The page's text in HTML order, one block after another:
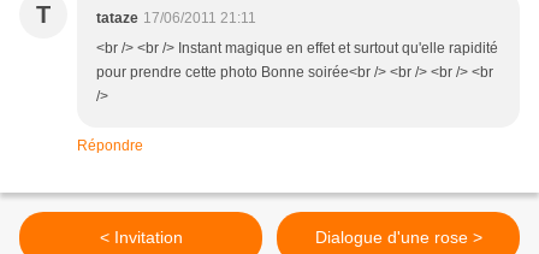
T tataze 17/06/2011 21:11
<br /> <br /> Instant magique en effet et surtout qu'elle rapidité
pour prendre cette photo Bonne soirée<br /> <br /> <br /> <br
/>
Répondre
< Invitation Dialogue d'une rose >